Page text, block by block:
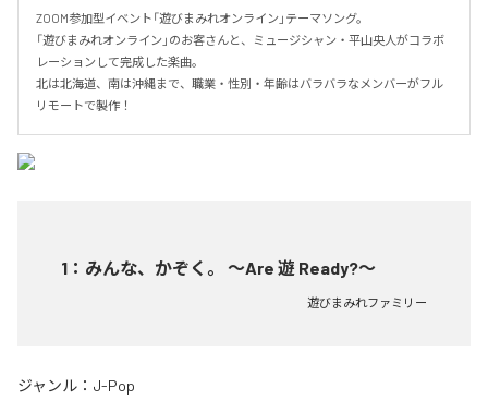
ZOOM参加型イベント「遊びまみれオンライン」テーマソング。
「遊びまみれオンライン」のお客さんと、ミュージシャン・平山央人がコラボ
レーションして完成した楽曲。
北は北海道、南は沖縄まで、職業・性別・年齢はバラバラなメンバーがフル
リモートで製作！
1 ： みんな、かぞく。 ～Are 遊 Ready?～
遊びまみれファミリー
ジャンル： J-Pop